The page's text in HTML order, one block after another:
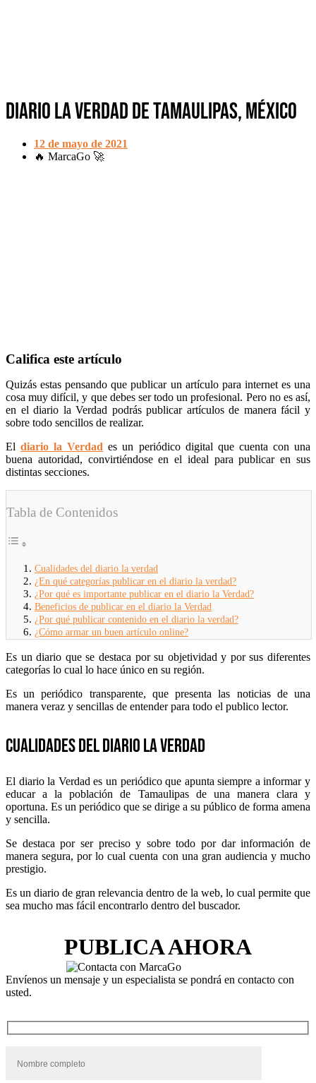
Diario La Verdad de Tamaulipas, México
12 de mayo de 2021
🔥 MarcaGo 🚀
Califica este artículo
Quizás estas pensando que publicar un artículo para internet es una
cosa muy difícil, y que debes ser todo un profesional. Pero no es así,
en el diario la Verdad podrás publicar artículos de manera fácil y
sobre todo sencillos de realizar.
Eldiario la Verdad es un periódico digital que cuenta con una
buena autoridad, convirtiéndose en el ideal para publicar en sus
distintas secciones.
Tabla de Contenidos
Cualidades del diario la verdad
¿En qué categorías publicar en el diario la verdad?
¿Por qué es importante publicar en el diario la Verdad?
Beneficios de publicar en el diario la Verdad
¿Por qué publicar contenido en el diario la verdad?
¿Cómo armar un buen artículo online?
Es un diario que se destaca por su objetividad y por sus diferentes
categorías lo cual lo hace único en su región.
Es un periódico transparente, que presenta las noticias de una
manera veraz y sencillas de entender para todo el publico lector.
Cualidades del diario la verdad
El diario la Verdad es un periódico que apunta siempre a informar y
educar a la población de Tamaulipas de una manera clara y
oportuna. Es un periódico que se dirige a su público de forma amena
y sencilla.
Se destaca por ser preciso y sobre todo por dar información de
manera segura, por lo cual cuenta con una gran audiencia y mucho
prestigio.
Es un diario de gran relevancia dentro de la web, lo cual permite que
sea mucho mas fácil encontrarlo dentro del buscador.
PUBLICA AHORA
Envíenos un mensaje y un especialista se pondrá en contacto con
usted.